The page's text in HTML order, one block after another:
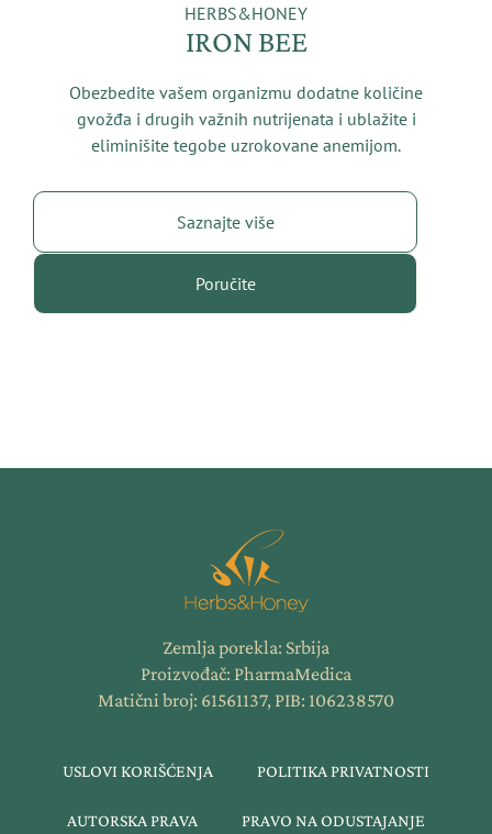
HERBS&HONEY
IRON BEE
Obezbedite vašem organizmu dodatne količine
gvožđa i drugih važnih nutrijenata i ublažite i
eliminišite tegobe uzrokovane anemijom.
Saznajte više
Poručite
Zemlja porekla: Srbija
Proizvođač: PharmaMedica
Matični broj: 61561137, PIB: 106238570
USLOVI KORIŠĆENJA POLITIKA PRIVATNOSTI
AUTORSKA PRAVA PRAVO NA ODUSTAJANJE